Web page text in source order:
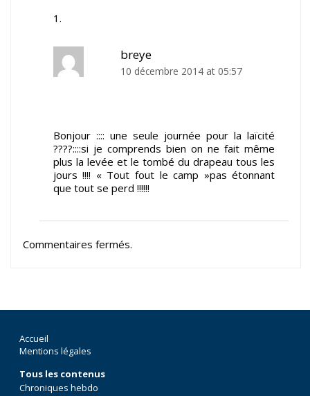
breye
10 décembre 2014 at 05:57
Bonjour :::: une seule journée pour la laïcité
????::::si je comprends bien on ne fait même
plus la levée et le tombé du drapeau tous les
jours !!!! « Tout fout le camp »pas étonnant
que tout se perd !!!!!!
Commentaires fermés.
Accueil
Mentions légales
Tous les contenus
Chroniques hebdo